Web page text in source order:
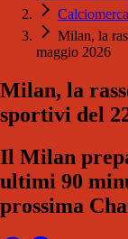
Milan, la
maggio 2026
Milan, la
sportivi del
Il Milan
ultimi 90
prossima